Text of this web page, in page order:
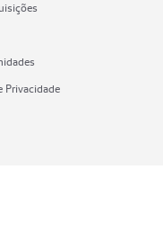
Privacidade